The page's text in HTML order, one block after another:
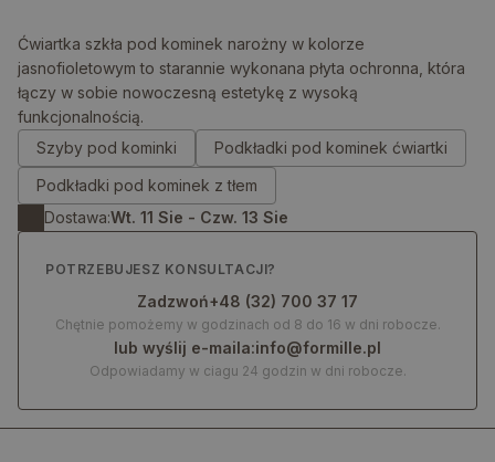
0.00zł
Ćwiartka szkła pod kominek narożny w kolorze
jasnofioletowym to starannie wykonana płyta ochronna, która
łączy w sobie nowoczesną estetykę z wysoką
funkcjonalnością.
Szyby pod kominki
Podkładki pod kominek ćwiartki
Podkładki pod kominek z tłem
Dostawa:Wt. 11 Sie - Czw. 13 Sie
POTRZEBUJESZ KONSULTACJI?
Zadzwoń+48 (32) 700 37 17
Chętnie pomożemy w godzinach od 8 do 16 w dni robocze.
lub wyślij e-maila:info@formille.pl
Odpowiadamy w ciagu 24 godzin w dni robocze.